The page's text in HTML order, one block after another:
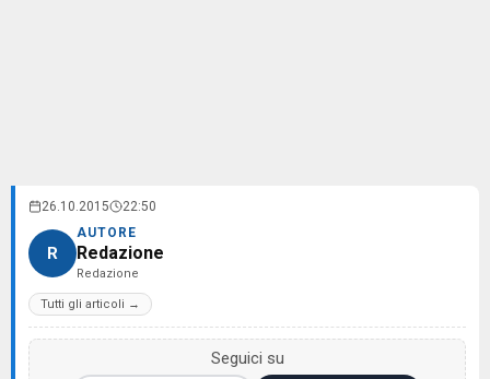
26.10.2015 22:50
R
AUTORE
Redazione
Redazione
Tutti gli articoli →
Seguici su